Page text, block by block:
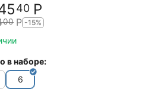
40 Р
00 Р -15%
в наборе:
6